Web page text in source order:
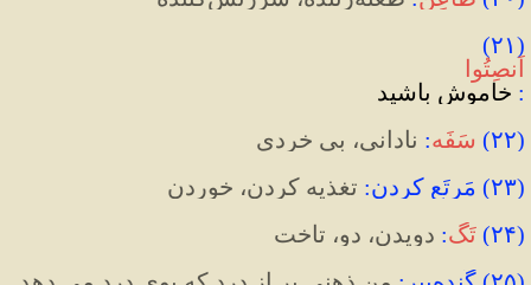
(۲۱)
اَنصِتُوا
: خاموش باشید
(۲۲) سَفَه: نادانی، بی خردی
(۲۳) مَرتَع کردن: تغذیه کردن، خوردن
(۲۴) تَگ: دویدن، دو، تاخت